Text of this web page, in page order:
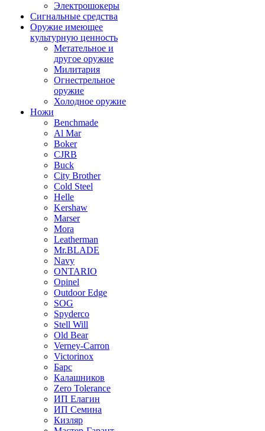
Электрошокеры
Сигнальные средства
Оружие имеющее
культурную ценность
Метательное и
другое оружие
Милитария
Огнестрельное
оружие
Холодное оружие
Ножи
Benchmade
Al Mar
Boker
CJRB
Buck
City Brother
Cold Steel
Helle
Kershaw
Marser
Mora
Leatherman
Mr.BLADE
Navy
ONTARIO
Opinel
Outdoor Edge
SOG
Spyderco
Stell Will
Old Bear
Verney-Carron
Victorinox
Барс
Калашников
Zero Tolerance
ИП Елагин
ИП Семина
Кизляр